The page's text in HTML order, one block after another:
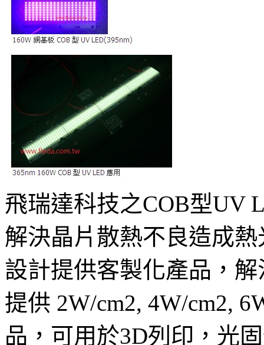
飛瑞達科技之COB型UV
解決晶片散熱不良造成
設計提供客製化產品，
提供 2W/cm2, 4W/cm2,
品，可用於3D列印，光